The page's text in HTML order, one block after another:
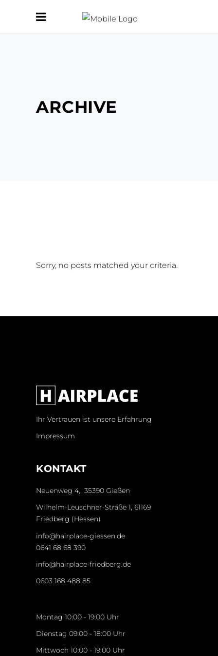
ARCHIVE
Sorry, no posts matched your criteria.
Ihr Vertrauen ist unsere Erfahrung
Impressum
KONTAKT
Neuenweg 4, 35390 Gießen
Wilhelm-Leuschner-Straße 1, 61169
Friedberg (Hessen)
info@hairplace-giessen.de
0641 68 68 390
info@hairplace-friedberg.de
0603 168 488 85
Montag 10:00 - 19:00 Uhr
Dienstag 09:00 - 18:00 Uhr
Mittwoch 10:00 - 19:00 Uhr